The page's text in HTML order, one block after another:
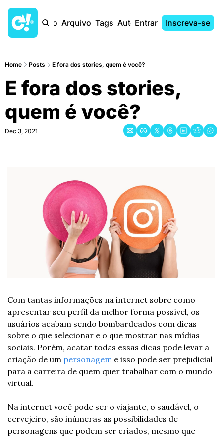
Início Arquivo Tags AutoresEntrar Inscreva-se
Home Posts E fora dos stories, quem é você?
E fora dos stories,
quem é você?
Dec 3, 2021
Com tantas informações na internet sobre como
apresentar seu perfil da melhor forma possível, os
usuários acabam sendo bombardeados com dicas
sobre o que selecionar e o que mostrar nas mídias
sociais. Porém, acatar todas essas dicas pode levar a
criação de um personagem e isso pode ser prejudicial
para a carreira de quem quer trabalhar com o mundo
virtual.
Na internet você pode ser o viajante, o saudável, o
cervejeiro, são inúmeras as possibilidades de
personagens que podem ser criados, mesmo que